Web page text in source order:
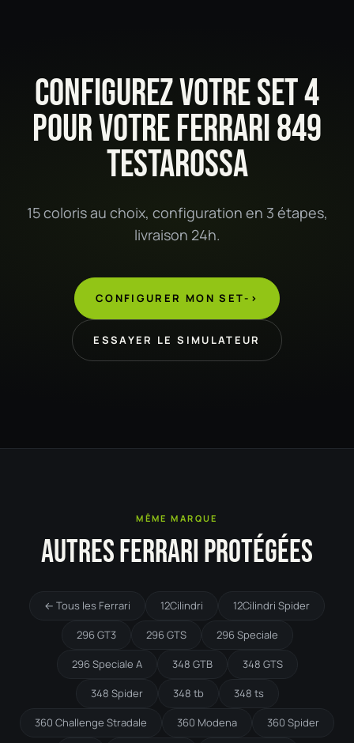
CONFIGUREZ VOTRE SET 4
POUR VOTRE FERRARI 849
TESTAROSSA
15 coloris au choix, configuration en 3 étapes,
livraison 24h.
CONFIGURER MON SET->
ESSAYER LE SIMULATEUR
MÊME MARQUE
AUTRES FERRARI PROTÉGÉES
← Tous les Ferrari 12Cilindri 12Cilindri Spider
296 GT3 296 GTS 296 Speciale
296 Speciale A 348 GTB 348 GTS
348 Spider 348 tb 348 ts
360 Challenge Stradale 360 Modena 360 Spider